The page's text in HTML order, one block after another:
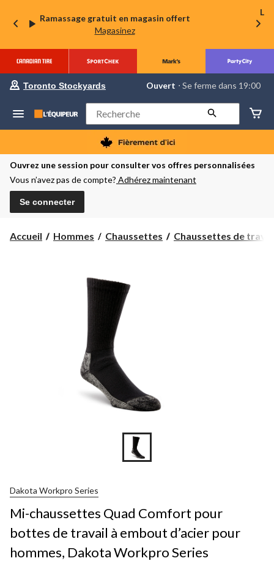
Ramassage gratuit en magasin offert
Magasinez
La
votre
préféré
Toronto
Stockyards,
courament
Ouvert,
Se
dans
changer
Toronto Stockyards Ouvert ⋅ Se ferme dans 19:00
Rechercher
Ouvrez une session pour consulter vos offres personnalisées
Vous n’avez pas de compte? Adhérez maintenant
Se connecter
Accueil Hommes Chaussettes Chaussettes de
Dakota Workpro Series
Mi-chaussettes Quad Comfort pour
bottes de travail à embout d’acier pour
hommes, Dakota Workpro Series